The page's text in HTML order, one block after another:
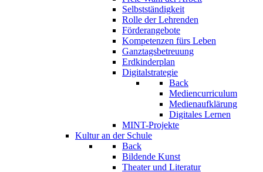
Selbstständigkeit
Rolle der Lehrenden
Förderangebote
Kompetenzen fürs Leben
Ganztagsbetreuung
Erdkinderplan
Digitalstrategie
Back
Mediencurriculum
Medienaufklärung
Digitales Lernen
MINT-Projekte
Kultur an der Schule
Back
Bildende Kunst
Theater und Literatur